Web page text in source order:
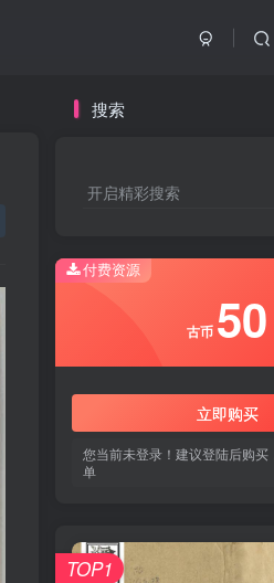
搜索
开启精彩搜索
付费资源
古币 50
立即购买
您当前未登录！建议登陆后购买
单
TOP1
开启精彩搜索
古币 50
立即购买
您当前未登录！建议登陆后购买
单
TOP1